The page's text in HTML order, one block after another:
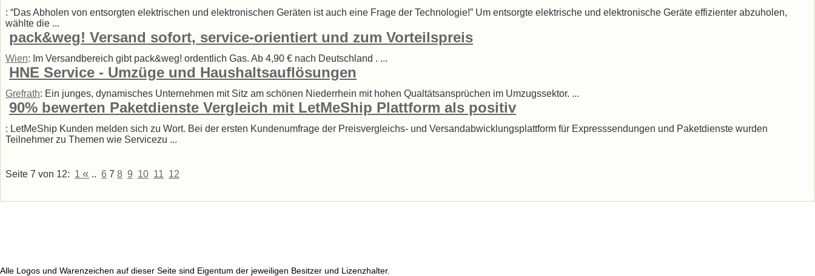
: “Das Abholen von entsorgten elektrischen und elektronischen Geräten ist auch eine Frage der Technologie!” Um entsorgte elektrische und elektronische Geräte effizienter abzuholen,
wählte die ...
pack&weg! Versand sofort, service-orientiert und zum Vorteilspreis
Wien: Im Versandbereich gibt pack&weg! ordentlich Gas. Ab 4,90 € nach Deutschland . ...
HNE Service - Umzüge und Haushaltsauflösungen
Grefrath: Ein junges, dynamisches Unternehmen mit Sitz am schönen Niederrhein mit hohen Qualtätsansprüchen im Umzugssektor. ...
90% bewerten Paketdienste Vergleich mit LetMeShip Plattform als positiv
: LetMeShip Kunden melden sich zu Wort. Bei der ersten Kundenumfrage der Preisvergleichs- und Versandabwicklungsplattform für Expresssendungen und Paketdienste wurden
Teilnehmer zu Themen wie Servicezu ...
Seite 7 von 12: 1 « .. 6 7 8 9 10 11 12
Alle Logos und Warenzeichen auf dieser Seite sind Eigentum der jeweiligen Besitzer und Lizenzhalter.